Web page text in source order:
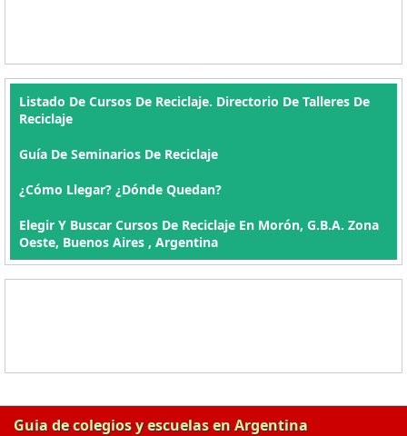
Listado De Cursos De Reciclaje. Directorio De Talleres De
Reciclaje
Guía De Seminarios De Reciclaje
¿Cómo Llegar? ¿Dónde Quedan?
Elegir Y Buscar Cursos De Reciclaje En Morón, G.B.A. Zona
Oeste, Buenos Aires , Argentina
Guia de colegios y escuelas en Argentina